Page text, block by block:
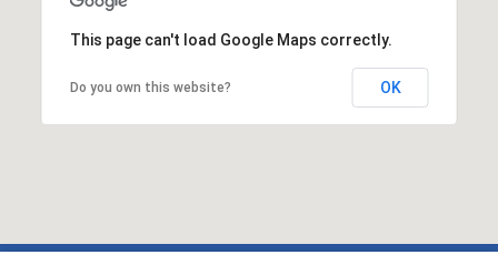
This page can't load Google Maps correctly.
Do you own this website? OK